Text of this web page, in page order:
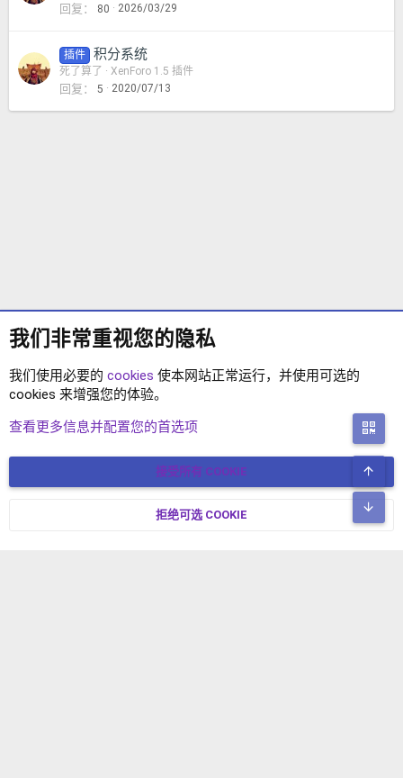
回复 80 2026/03/29
插件 积分系统
死了算了 XenForo 1.5 插件
回复 5 2020/07/13
XENFORO 1.5 插件
简体中文 联系我们
© COPYRIGHT 2017-2026 XENFORO中文社区 版权所有 冀ICP备
我们非常重视您的隐私
我们使用必要的 cookies 使本网站正常运行，并使用可选的
cookies 来增强您的体验。
查看更多信息并配置您的首选项
接受所有 COOKIE
拒绝可选 COOKIE